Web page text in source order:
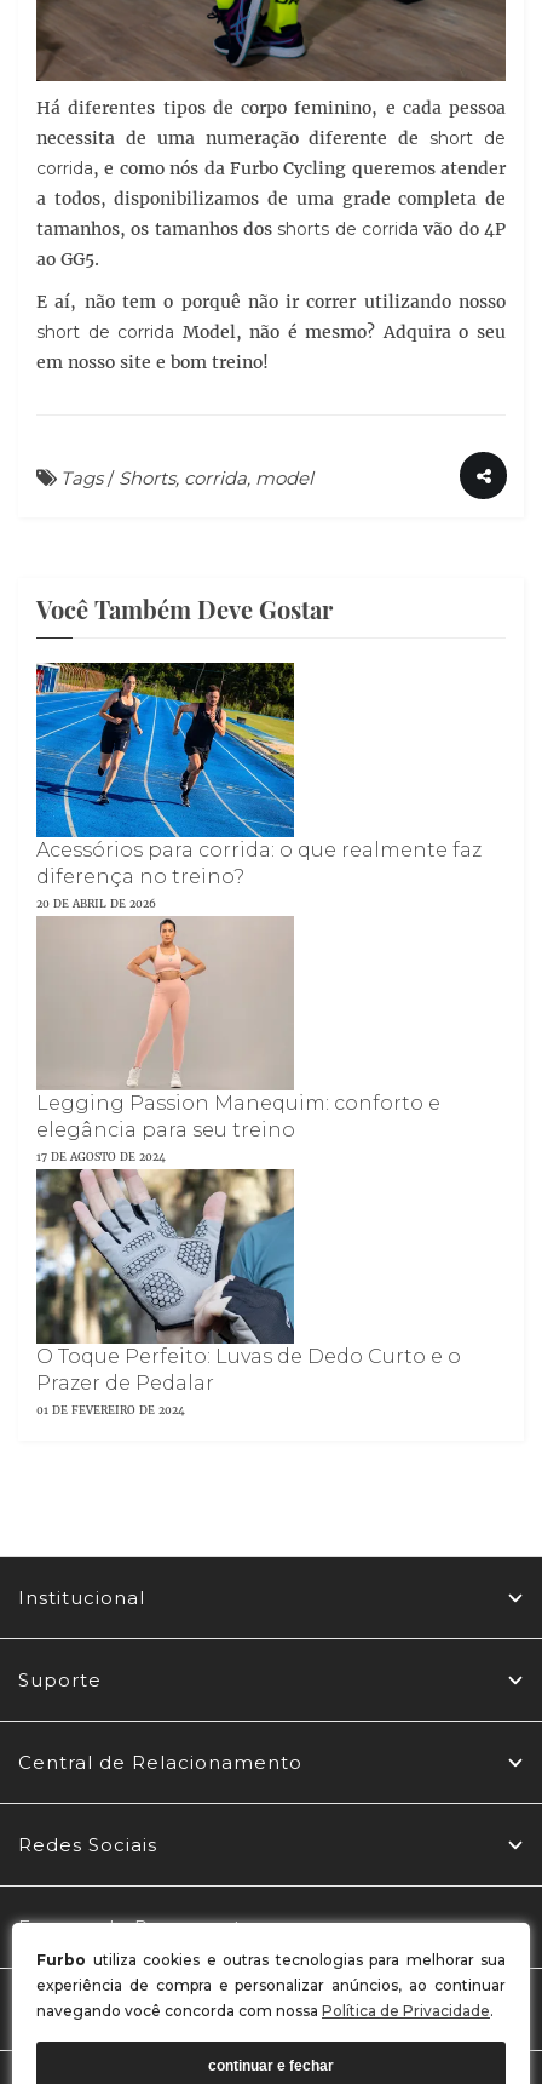
Furbo utiliza cookies e outras tecnologias para melhorar sua
experiência de compra e personalizar anúncios, ao continuar
navegando você concorda com nossa Política de Privacidade.
continuar e fechar
Há diferentes tipos de corpo feminino, e cada pessoa
necessita de uma numeração diferente de short de
corrida, e como nós da Furbo Cycling queremos atender
a todos, disponibilizamos de uma grade completa de
tamanhos, os tamanhos dos shorts de corrida vão do 4P
ao GG5.
E aí, não tem o porquê não ir correr utilizando nosso
short de corrida Model, não é mesmo? Adquira o seu
em nosso site e bom treino!
Tags/ Shorts, corrida, model
Você Também Deve Gostar
Acessórios para corrida: o que realmente faz
diferença no treino?
20 DE ABRIL DE 2026
Legging Passion Manequim: conforto e
elegância para seu treino
17 DE AGOSTO DE 2024
O Toque Perfeito: Luvas de Dedo Curto e o
Prazer de Pedalar
01 DE FEVEREIRO DE 2024
Institucional
Suporte
Central de Relacionamento
Redes Sociais
Formas de Pagamento
Selos